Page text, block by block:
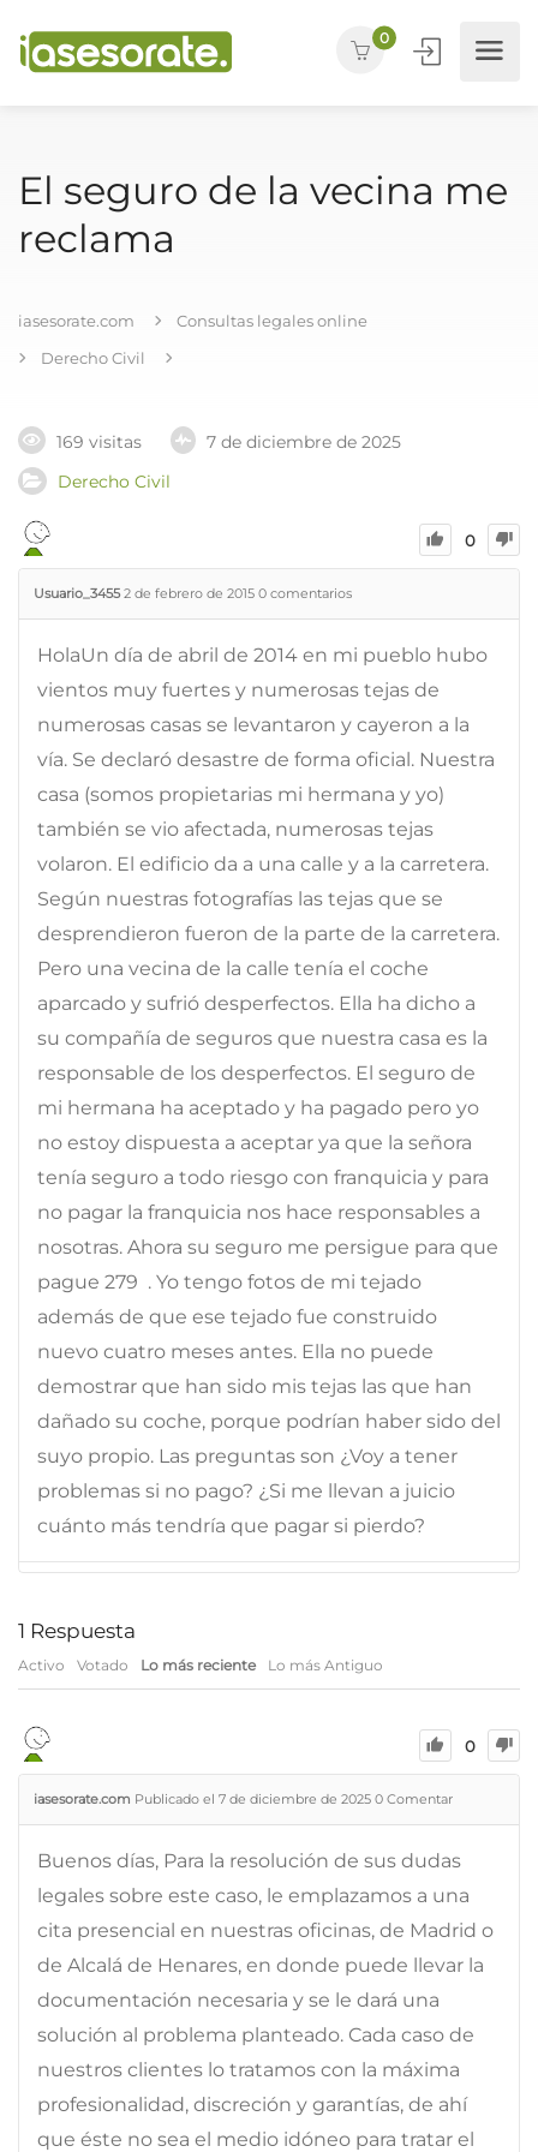
0
El seguro de la vecina me
reclama
iasesorate.com
Consultas legales online
Derecho Civil
169 visitas
7 de diciembre de 2025
Derecho Civil
0
Usuario_3455 2 de febrero de 2015 0 comentarios
HolaUn día de abril de 2014 en mi pueblo hubo
vientos muy fuertes y numerosas tejas de
numerosas casas se levantaron y cayeron a la
vía. Se declaró desastre de forma oficial. Nuestra
casa (somos propietarias mi hermana y yo)
también se vio afectada, numerosas tejas
volaron. El edificio da a una calle y a la carretera.
Según nuestras fotografías las tejas que se
desprendieron fueron de la parte de la carretera.
Pero una vecina de la calle tenía el coche
aparcado y sufrió desperfectos. Ella ha dicho a
su compañía de seguros que nuestra casa es la
responsable de los desperfectos. El seguro de
mi hermana ha aceptado y ha pagado pero yo
no estoy dispuesta a aceptar ya que la señora
tenía seguro a todo riesgo con franquicia y para
no pagar la franquicia nos hace responsables a
nosotras. Ahora su seguro me persigue para que
pague 279  . Yo tengo fotos de mi tejado
además de que ese tejado fue construido
nuevo cuatro meses antes. Ella no puede
demostrar que han sido mis tejas las que han
dañado su coche, porque podrían haber sido del
suyo propio. Las preguntas son ¿Voy a tener
problemas si no pago? ¿Si me llevan a juicio
cuánto más tendría que pagar si pierdo?
1 Respuesta
Activo Votado Lo más reciente Lo más Antiguo
0
iasesorate.com Publicado el 7 de diciembre de 2025 0 Comentar
Buenos días, Para la resolución de sus dudas
legales sobre este caso, le emplazamos a una
cita presencial en nuestras oficinas, de Madrid o
de Alcalá de Henares, en donde puede llevar la
documentación necesaria y se le dará una
solución al problema planteado. Cada caso de
nuestros clientes lo tratamos con la máxima
profesionalidad, discreción y garantías, de ahí
que éste no sea el medio idóneo para tratar el